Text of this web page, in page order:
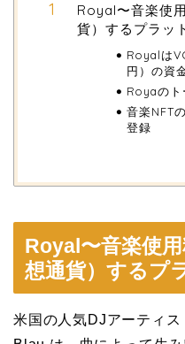
Royal〜音楽使
貨）するプラッ
Royalは
円）の資
Royaのト
音楽NFT
登録
Royal〜音楽使
想通貨）するプ
米国の人気DJアーティ